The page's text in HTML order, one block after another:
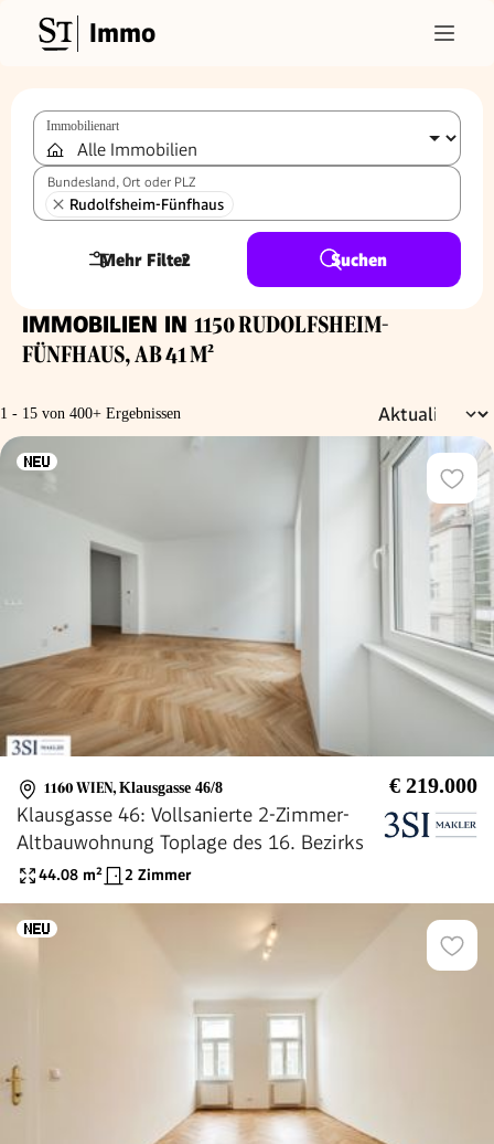
Immo
Immobilienart
Bundesland, Ort oder PLZ
Rudolfsheim-Fünfhaus
Mehr Filter
2 Suchen
IMMOBILIEN IN 1150 RUDOLFSHEIM-
FÜNFHAUS, AB 41 M²
1 - 15 von 400+ Ergebnissen
1160 WIEN, Klausgasse 46/8 € 219.000
Klausgasse 46: Vollsanierte 2-Zimmer-
Altbauwohnung Toplage des 16. Bezirks
44.08 m² 2 Zimmer